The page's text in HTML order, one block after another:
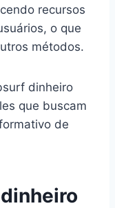
recursos
o que
métodos.
dinheiro
que buscam
de